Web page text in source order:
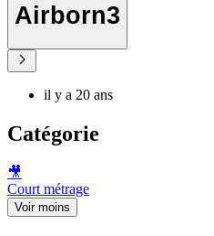
Airborn3
il y a 20 ans
Catégorie
🎥
Court métrage
Voir moins